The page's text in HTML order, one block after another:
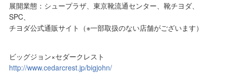
展開業態：シュープラザ、東京靴流通センター、靴チヨダ、
SPC、
チヨダ公式通販サイト（※一部取扱のない店舗がございます）
ビッグジョン×セダークレスト
http://www.cedarcrest.jp/bigjohn/